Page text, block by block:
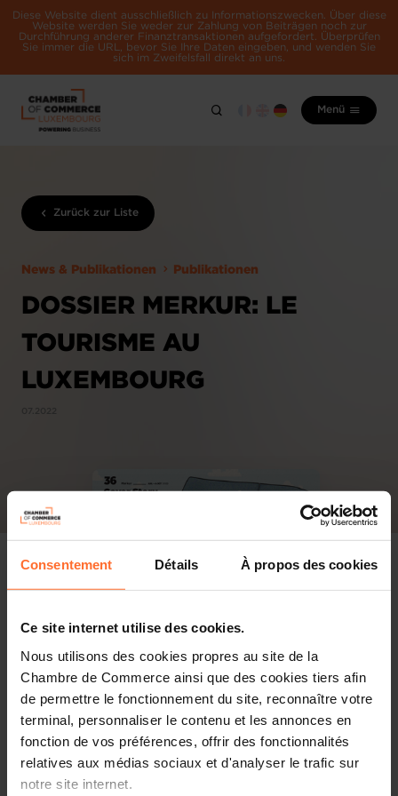
Consentement Détails À propos des cookies
Ce site internet utilise des cookies.
Nous utilisons des cookies propres au site de la
Chambre de Commerce ainsi que des cookies tiers afin
de permettre le fonctionnement du site, reconnaître votre
terminal, personnaliser le contenu et les annonces en
fonction de vos préférences, offrir des fonctionnalités
relatives aux médias sociaux et d'analyser le trafic sur
notre site internet.
Diese Website dient ausschließlich zu Informationszwecken. Über diese
Website werden Sie weder zur Zahlung von Beiträgen noch zur
Durchführung anderer Finanztransaktionen aufgefordert. Überprüfen
Sie immer die URL, bevor Sie Ihre Daten eingeben, und wenden Sie
sich im Zweifelsfall direkt an uns.
Menü
Zurück zur Liste
News & Publikationen Publikationen
DOSSIER MERKUR: LE
TOURISME AU
LUXEMBOURG